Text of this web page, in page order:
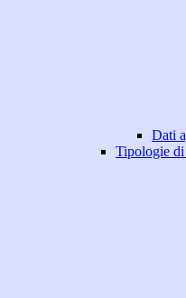
Dati
Tipologie